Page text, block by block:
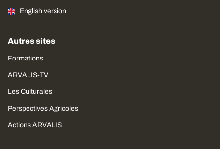
English version
Autres sites
Formations
ARVALIS-TV
Les Culturales
Perspectives Agricoles
Actions ARVALIS